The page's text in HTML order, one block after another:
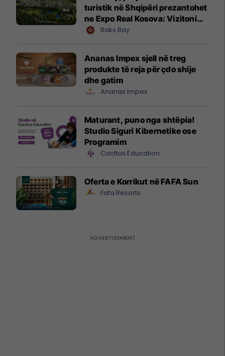
turistik në Shqipëri prezantohet
ne Expo Real Kosova: Vizitoni
shtandin dhe zbuloni
Baks Bay
Ananas Impex sjell në treg
produkte të reja për çdo shije
dhe gatim
Ananas Impex
Maturant, puno nga shtëpia!
Studio Siguri Kibernetike ose
Programim
Cacttus Education
Oferta e Korrikut në FAFA Sun
Fafa Resorts